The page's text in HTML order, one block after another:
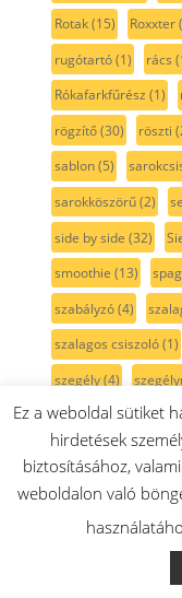
Rotak(15) Roxxter
rugótartó(1) rács
Rókafarkfűrész (1)
rögzítő(30) röszti
sablon(5)
sarokköszörű(2)
side by side (32)
smoothie (13)
szabályzó(4)
szalagos csiszoló(1)
szegély(4)
szeletelő propeller
szenzor(17)
szikra(11)
szilikon(13)
Ez a weboldal sütiket
hirdetések
biztosításához,
weboldalon való